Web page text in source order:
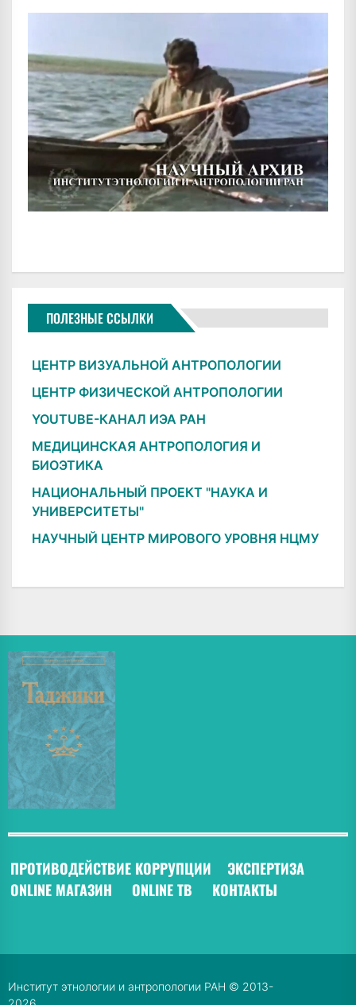
ПОЛЕЗНЫЕ ССЫЛКИ
ЦЕНТР ВИЗУАЛЬНОЙ АНТРОПОЛОГИИ
ЦЕНТР ФИЗИЧЕСКОЙ АНТРОПОЛОГИИ
YOUTUBE-КАНАЛ ИЭА РАН
МЕДИЦИНСКАЯ АНТРОПОЛОГИЯ И
БИОЭТИКА
НАЦИОНАЛЬНЫЙ ПРОЕКТ "НАУКА И
УНИВЕРСИТЕТЫ"
НАУЧНЫЙ ЦЕНТР МИРОВОГО УРОВНЯ НЦМУ
ПРОТИВОДЕЙСТВИЕ КОРРУПЦИИ ЭКСПЕРТИЗА
ONLINE МАГАЗИН
ONLINE ТВ КОНТАКТЫ
Институт этнологии и антропологии РАН © 2013-